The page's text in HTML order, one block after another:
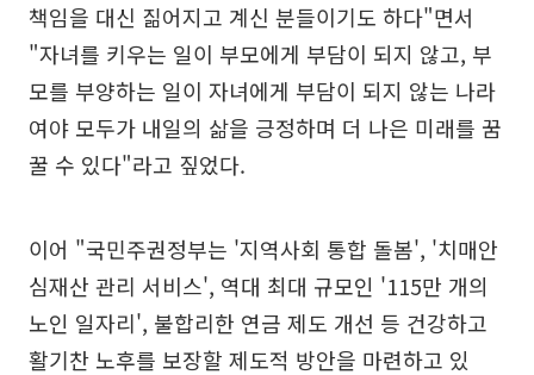
책임을 대신 짊어지고 계신 분들이기도 하다"면서
"자녀를 키우는 일이 부모에게 부담이 되지 않고, 부
모를 부양하는 일이 자녀에게 부담이 되지 않는 나라
여야 모두가 내일의 삶을 긍정하며 더 나은 미래를 꿈
꿀 수 있다"라고 짚었다.
이어 "국민주권정부는 '지역사회 통합 돌봄', '치매안
심재산 관리 서비스', 역대 최대 규모인 '115만 개의
노인 일자리', 불합리한 연금 제도 개선 등 건강하고
활기찬 노후를 보장할 제도적 방안을 마련하고 있